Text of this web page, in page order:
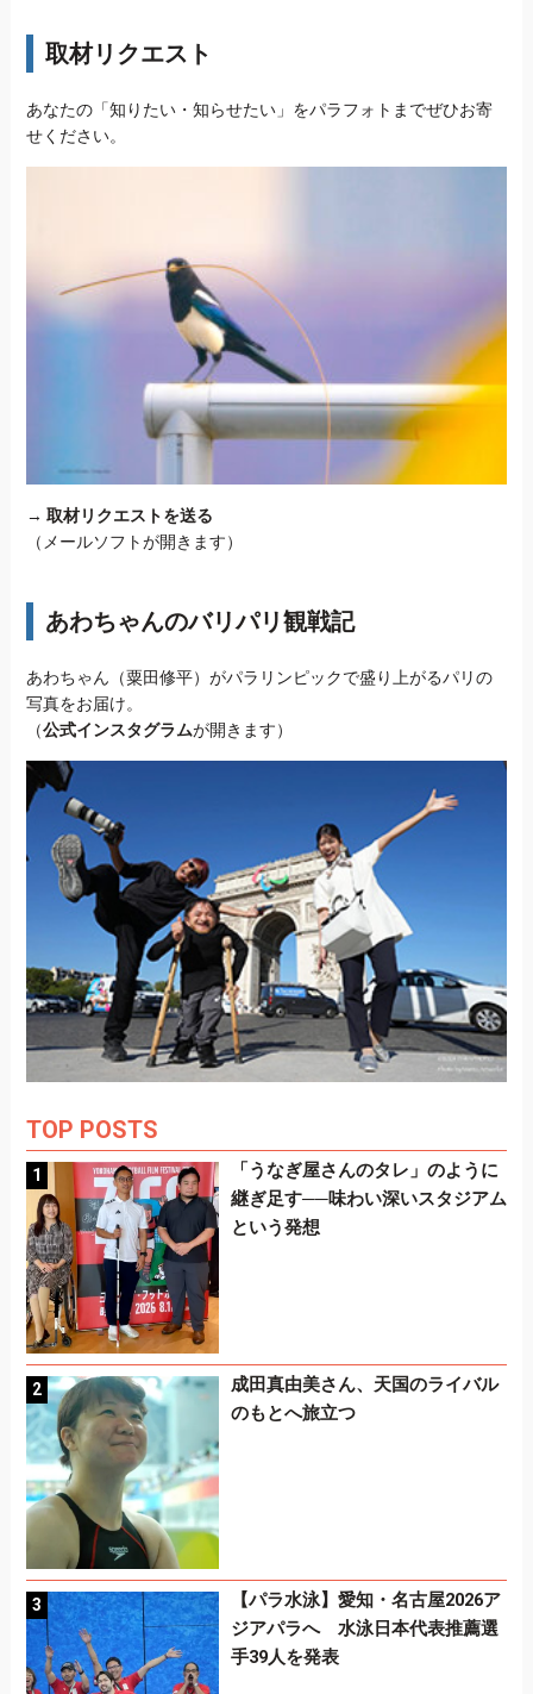
取材リクエスト
あなたの「知りたい・知らせたい」をパラフォトまでぜひお寄
せください。
→ 取材リクエストを送る
（メールソフトが開きます）
あわちゃんのバリパリ観戦記
あわちゃん（粟田修平）がパラリンピックで盛り上がるパリの
写真をお届け。
（公式インスタグラムが開きます）
TOP POSTS
「うなぎ屋さんのタレ」のように
継ぎ足す──味わい深いスタジアム
という発想
成田真由美さん、天国のライバル
のもとへ旅立つ
【パラ水泳】愛知・名古屋2026ア
ジアパラへ 水泳日本代表推薦選
手39人を発表